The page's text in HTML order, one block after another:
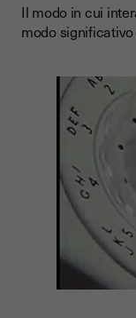
Il modo in cui
modo